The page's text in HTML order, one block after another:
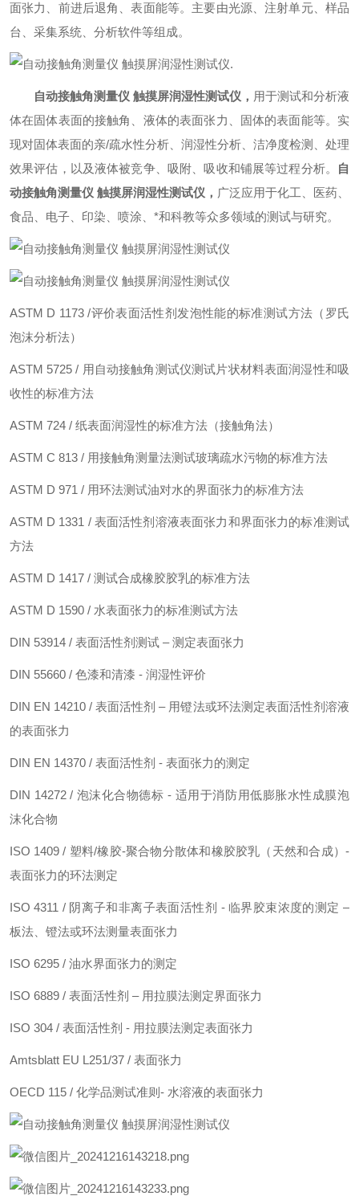
面张力、前进后退角、表面能等。主要由光源、注射单元、样品
台、采集系统、分析软件等组成。
.
自动接触角测量仪 触摸屏润湿性测试仪 ， 用于测试和分析液
体在固体表面的接触角、液体的表面张力、固体的表面能等。实
现对固体表面的亲/疏水性分析、润湿性分析、洁净度检测、处理
效果评估，以及液体被竞争、吸附、吸收和铺展等过程分析。
自
动接触角测量仪 触摸屏润湿性测试仪 ， 广泛应用于化工、医药、
食品、电子、印染、喷涂、*和科教等众多领域的测试与研究。
ASTM D 1173 /评价表面活性剂发泡性能的标准测试方法（罗氏
泡沫分析法）
ASTM 5725 / 用自动接触角测试仪测试片状材料表面润湿性和吸
收性的标准方法
ASTM 724 / 纸表面润湿性的标准方法（接触角法）
ASTM C 813 / 用接触角测量法测试玻璃疏水污物的标准方法
ASTM D 971 / 用环法测试油对水的界面张力的标准方法
ASTM D 1331 / 表面活性剂溶液表面张力和界面张力的标准测试
方法
ASTM D 1417 / 测试合成橡胶胶乳的标准方法
ASTM D 1590 / 水表面张力的标准测试方法
DIN 53914 / 表面活性剂测试 – 测定表面张力
DIN 55660 / 色漆和清漆 - 润湿性评价
DIN EN 14210 / 表面活性剂 – 用镫法或环法测定表面活性剂溶液
的表面张力
DIN EN 14370 / 表面活性剂 - 表面张力的测定
DIN 14272 / 泡沫化合物德标 - 适用于消防用低膨胀水性成膜泡
沫化合物
ISO 1409 / 塑料/橡胶-聚合物分散体和橡胶胶乳（天然和合成）-
表面张力的环法测定
ISO 4311 / 阴离子和非离子表面活性剂 - 临界胶束浓度的测定 –
板法、镫法或环法测量表面张力
ISO 6295 / 油水界面张力的测定
ISO 6889 / 表面活性剂 – 用拉膜法测定界面张力
ISO 304 / 表面活性剂 - 用拉膜法测定表面张力
Amtsblatt EU L251/37 / 表面张力
OECD 115 / 化学品测试准则- 水溶液的表面张力